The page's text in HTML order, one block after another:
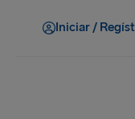
Iniciar /